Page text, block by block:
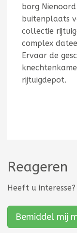
borg
buitenplaats
collectie
complex
Ervaar de
rijtuigdepot.
Reageren
Heeft u interesse?
Bemiddel mij